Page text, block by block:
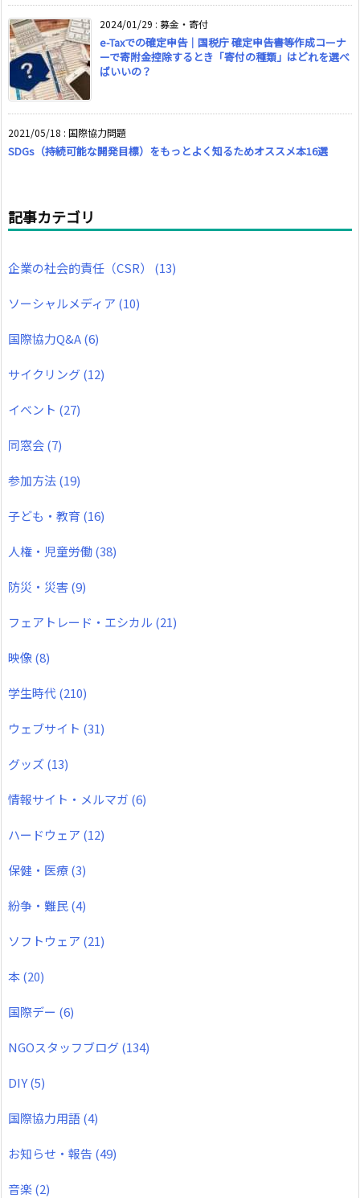
2024/01/29 : 募金・寄付
e-Taxでの確定申告｜国税庁 確定申告書等作成コーナ
ーで寄附金控除するとき「寄付の種類」はどれを選べ
ばいいの？
2021/05/18 : 国際協力問題
SDGs（持続可能な開発目標）をもっとよく知るためオススメ本16選
記事カテゴリ
企業の社会的責任（CSR） (13)
ソーシャルメディア (10)
国際協力Q&A(6)
サイクリング(12)
イベント (27)
同窓会(7)
参加方法(19)
子ども・教育 (16)
人権・児童労働(38)
防災・災害(9)
フェアトレード・エシカル (21)
映像(8)
学生時代(210)
ウェブサイト (31)
グッズ (13)
情報サイト・メルマガ (6)
ハードウェア (12)
保健・医療(3)
紛争・難民(4)
ソフトウェア (21)
本(20)
国際デー (6)
NGOスタッフブログ(134)
DIY(5)
国際協力用語(4)
お知らせ・報告 (49)
音楽(2)